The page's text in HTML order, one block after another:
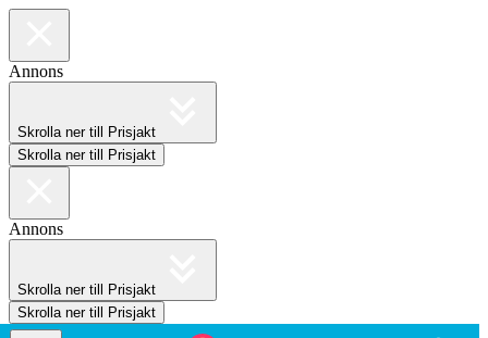
Annons
Skrolla ner till Prisjakt
Skrolla ner till Prisjakt
Annons
Skrolla ner till Prisjakt
Skrolla ner till Prisjakt